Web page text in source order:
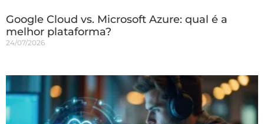
Google Cloud vs. Microsoft Azure: qual é a
melhor plataforma?
24/07/2026